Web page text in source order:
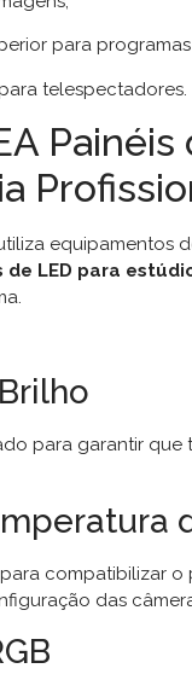
para
telespectadores.
Painéis
LED para
para garantir
compatibilizar
das